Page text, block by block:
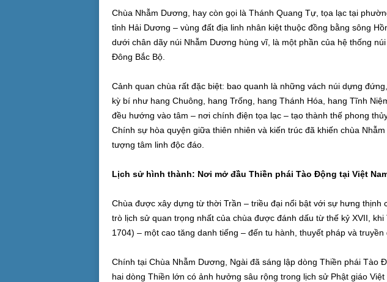
Chùa Nhẫm Dương, hay còn gọi là Thánh Quang Tự, tọa lạc tại
tỉnh Hải Dương – vùng đất địa linh nhân kiệt thuộc đồng bằng sông
dưới chân dãy núi Nhẫm Dương hùng vĩ, là một phần của hệ thống
Đông Bắc Bộ.
Cảnh quan chùa rất đặc biệt: bao quanh là những vách núi dựng
kỳ bí như hang Chuông, hang Trống, hang Thánh Hóa, hang Tĩnh
đều hướng vào tâm – nơi chính điện tọa lạc – tạo thành thế phong
Chính sự hòa quyện giữa thiên nhiên và kiến trúc đã khiến chùa
tượng tâm linh độc đáo.
Lịch sử hình thành: Nơi mở đầu Thiền phái Tào Động tại Việt
Chùa được xây dựng từ thời Trần – triều đại nổi bật với sự hưng thịnh
trò lịch sử quan trọng nhất của chùa được đánh dấu từ thế kỷ XVII,
1704) – một cao tăng danh tiếng – đến tu hành, thuyết pháp và truyền
Chính tại Chùa Nhẫm Dương, Ngài đã sáng lập dòng Thiền phái Tào
hai dòng Thiền lớn có ảnh hưởng sâu rộng trong lịch sử Phật giáo